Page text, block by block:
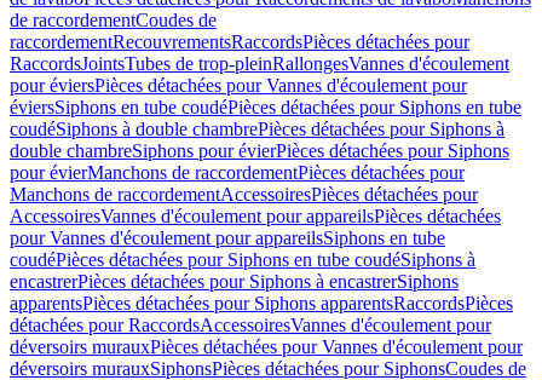
de raccordementCoudes de
raccordementRecouvrementsRaccordsPièces détachées pour
RaccordsJointsTubes de trop-pleinRallongesVannes d'écoulement
pour éviersPièces détachées pour Vannes d'écoulement pour
éviersSiphons en tube coudéPièces détachées pour Siphons en tube
coudéSiphons à double chambrePièces détachées pour Siphons à
double chambreSiphons pour évierPièces détachées pour Siphons
pour évierManchons de raccordementPièces détachées pour
Manchons de raccordementAccessoiresPièces détachées pour
AccessoiresVannes d'écoulement pour appareilsPièces détachées
pour Vannes d'écoulement pour appareilsSiphons en tube
coudéPièces détachées pour Siphons en tube coudéSiphons à
encastrerPièces détachées pour Siphons à encastrerSiphons
apparentsPièces détachées pour Siphons apparentsRaccordsPièces
détachées pour RaccordsAccessoiresVannes d'écoulement pour
déversoirs murauxPièces détachées pour Vannes d'écoulement pour
déversoirs murauxSiphonsPièces détachées pour SiphonsCoudes de